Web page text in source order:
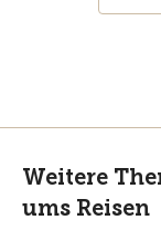
Weitere
ums Reisen